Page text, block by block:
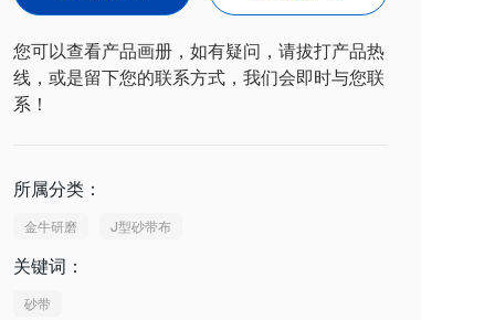
您可以查看产品画册，如有疑问，请拔打产品热
线，或是留下您的联系方式，我们会即时与您联
系！
所属分类：
金牛研磨 J型砂带布
关键词：
砂带